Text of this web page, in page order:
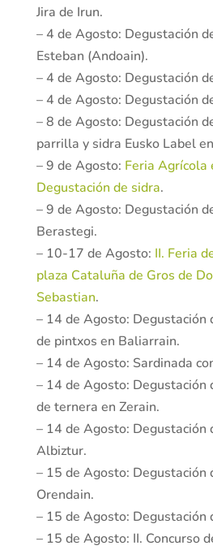
Jira de Irun.
– 4 de Agosto: Degustación
Esteban (Andoain).
– 4 de Agosto: Degustación
– 4 de Agosto: Degustación
– 8 de Agosto: Degustación
parrilla y sidra Eusko Label
– 9 de Agosto: Feria Agrícola
Degustación de sidra.
– 9 de Agosto: Degustación
Berastegi.
– 10-17 de Agosto: II. Feria
plaza Cataluña de Gros de
Sebastian.
– 14 de Agosto: Degustación
de pintxos en Baliarrain.
– 14 de Agosto: Sardinada
– 14 de Agosto: Degustación
de ternera en Zerain.
– 14 de Agosto: Degustación
Albiztur.
– 15 de Agosto: Degustación
Orendain.
– 15 de Agosto: Degustación
– 15 de Agosto: II. Concurso